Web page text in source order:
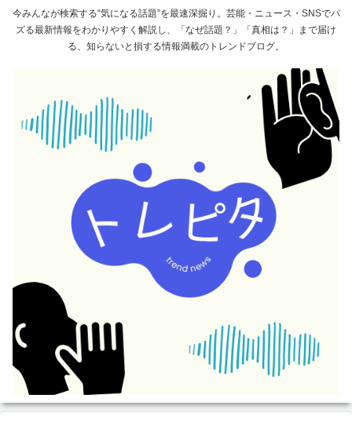
今みんなが検索する“気になる話題”を最速深掘り。芸能・ニュース・SNSでバ
ズる最新情報をわかりやすく解説し、「なぜ話題？」「真相は？」まで届け
る、知らないと損する情報満載のトレンドブログ。